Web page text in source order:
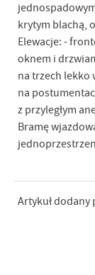
krytym blachą,
Elewacje: -
oknem i
na trzech lekko
na
z przyległym
Bramę
Artykuł dodany